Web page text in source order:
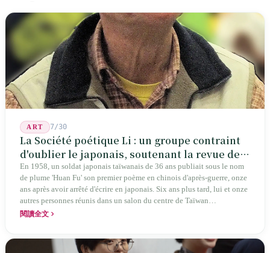
ART 7/30
La Société poétique Li : un groupe contraint
d'oublier le japonais, soutenant la revue de
poésie chinoise la plus ancienne de Taïwan
En 1958, un soldat japonais taïwanais de 36 ans publiait sous le nom
de plume 'Huan Fu' son premier poème en chinois d'après-guerre, onze
ans après avoir arrêté d'écrire en japonais. Six ans plus tard, lui et onze
autres personnes réunis dans un salon du centre de Taïwan
transformaient cette expérience de mutisme générationnel en une
jusqu'aux manuels scolaires du collège.
閱讀全文